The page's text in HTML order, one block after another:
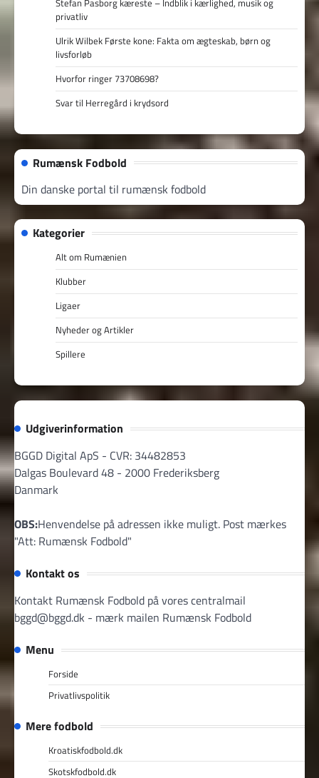
privatliv
Ulrik Wilbek Første kone: Fakta om ægteskab, børn og
livsforløb
Hvorfor ringer 73708698?
Svar til Herregård i krydsord
Rumænsk Fodbold
Din danske portal til rumænsk fodbold
Kategorier
Alt om Rumænien
Klubber
Ligaer
Nyheder og Artikler
Spillere
Udgiverinformation
BGGD Digital ApS - CVR: 34482853
Dalgas Boulevard 48 - 2000 Frederiksberg
Danmark
OBS:Henvendelse på adressen ikke muligt. Post mærkes
"Att: Rumænsk Fodbold"
Kontakt os
Kontakt Rumænsk Fodbold på vores centralmail
bggd@bggd.dk - mærk mailen Rumænsk Fodbold
Menu
Forside
Privatlivspolitik
Mere fodbold
Kroatiskfodbold.dk
Skotskfodbold.dk